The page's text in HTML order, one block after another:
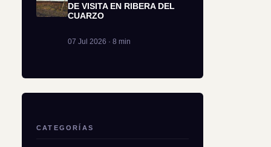
DE VISITA EN RIBERA DEL
CUARZO
07 Jul 2026 · 8 min
CATEGORÍAS